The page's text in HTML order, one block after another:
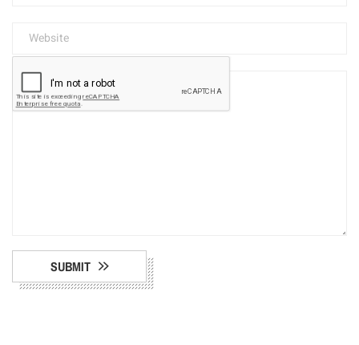
SUBMIT